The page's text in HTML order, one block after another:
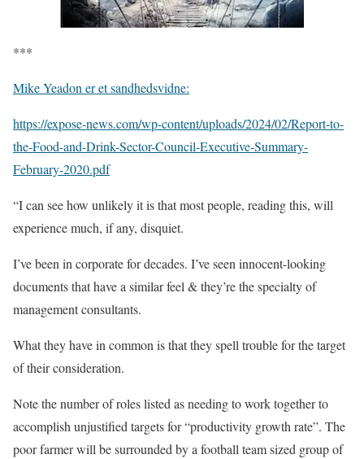
***
Mike Yeadon er et sandhedsvidne:
https://expose-news.com/wp-content/uploads/2024/02/Report-to-
the-Food-and-Drink-Sector-Council-Executive-Summary-
February-2020.pdf
“I can see how unlikely it is that most people, reading this, will
experience much, if any, disquiet.
I’ve been in corporate for decades. I’ve seen innocent-looking
documents that have a similar feel & they’re the specialty of
management consultants.
What they have in common is that they spell trouble for the target
of their consideration.
Note the number of roles listed as needing to work together to
accomplish unjustified targets for “productivity growth rate”. The
poor farmer will be surrounded by a football team sized group of